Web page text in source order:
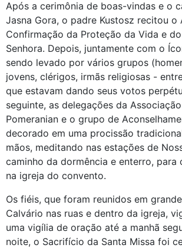
Após a cerimônia de boas-vindas e o
Jasna Gora, o padre Kustosz recitou o
Confirmação da Proteção da Vida e
Senhora. Depois, juntamente com o
sendo levado por vários grupos
jovens, clérigos, irmãs religiosas -
que estavam dando seus votos
seguinte, as delegações da
Pomeranian e o grupo de
decorado em uma procissão
mãos, meditando nas estações de
caminho da dormência e enterro, para
na igreja do convento.
Os fiéis, que foram reunidos em
Calvário nas ruas e dentro da igreja,
uma vigília de oração até a manhã
noite, o Sacrifício da Santa Missa foi